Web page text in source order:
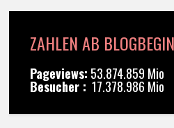
ZAHLEN AB
Pageviews: 53.874.859 Mio
Besucher : 17.378.986 Mio